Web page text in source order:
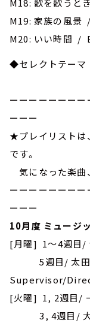
M18: 歌を歌うと
M19: 家族の風景
M20: いい時間 /
◆セレクトテーマ
ーーーーーーー
ーーー
★プレイリストは、
です。
気になった楽曲
ーーーーーーー
ーーー
10月度 ミュージ
[月曜] 1～4週目/
5週目/ 太田
Supervisor/
[火曜] 1, 2週目/
3, 4週目/ 大